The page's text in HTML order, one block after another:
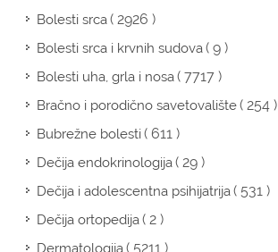
Bolesti srca( 2926 )
Bolesti srca i krvnih sudova( 9 )
Bolesti uha, grla i nosa( 7717 )
Bračno i porodično savetovalište( 254 )
Bubrežne bolesti( 611 )
Dečija endokrinologija( 29 )
Dečija i adolescentna psihijatrija( 531 )
Dečija ortopedija( 2 )
Dermatologija ( 5211 )